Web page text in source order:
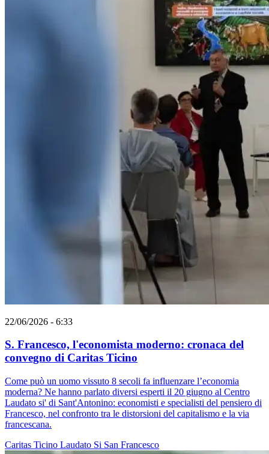
22/06/2026 - 6:33
S. Francesco, l'economista moderno: cronaca del
convegno di Caritas Ticino
Come può un uomo vissuto 8 secoli fa influenzare l’economia
moderna? Ne hanno parlato diversi esperti il 20 giugno al Centro
Laudato si' di Sant'Antonino: economisti e specialisti del pensiero di
Francesco, nel confronto tra le distorsioni del capitalismo e la via
francescana.
Caritas Ticino Laudato Si San Francesco